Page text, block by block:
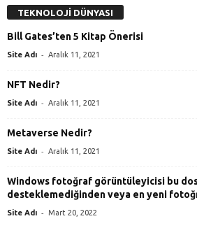
TEKNOLOJİ DÜNYASI
Bill Gates’ten 5 Kitap Önerisi
Site Adı - Aralık 11, 2021
NFT Nedir?
Site Adı - Aralık 11, 2021
Metaverse Nedir?
Site Adı - Aralık 11, 2021
Windows fotoğraf görüntüleyicisi bu
desteklemediğinden veya en yeni
Site Adı - Mart 20, 2022